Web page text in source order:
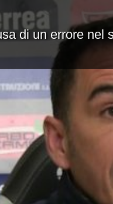
di un errore